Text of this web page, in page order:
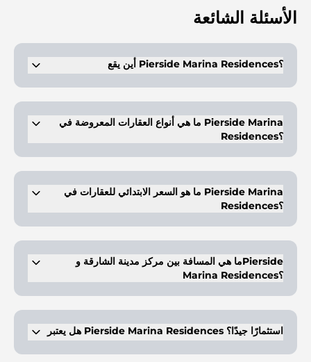
الأسئلة الشائعة
أين يقع Pierside Marina Residences؟
سريعًا إلى الإمارات الأخرى في دولة الإمارات العربية المتحدة.
ما هي أنواع العقارات المعروضة في Pierside Marina
Residences؟
مع هندسة معمارية مبتكرة وأحدث المرافق.
ما هو السعر الابتدائي للعقارات في Pierside Marina
Residences؟
ما هي المسافة بين مركز مدينة الشارقة وPierside
Marina Residences؟
هل يعتبر Pierside Marina Residences استثمارًا جيدًا؟